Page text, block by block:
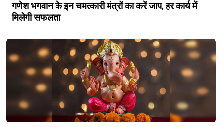
गणेश भगवान के इन चमत्कारी मंत्रों का करें जाप, हर कार्य में
मिलेगी सफलता